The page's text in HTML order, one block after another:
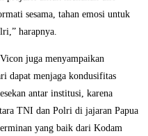
sesama, tahan emosi untuk
harapnya.
juga menyampaikan
dapat menjaga kondusifitas
antar institusi, karena
TNI dan Polri di jajaran Papua
yang baik dari Kodam